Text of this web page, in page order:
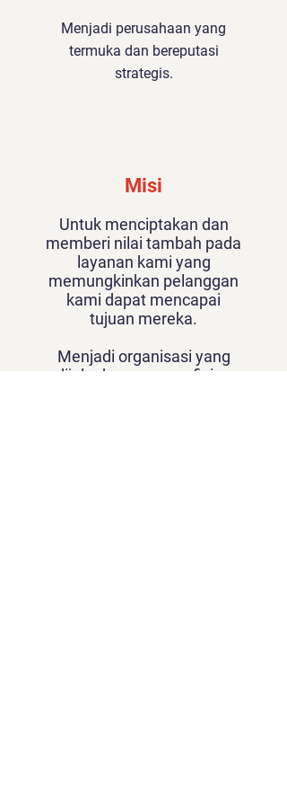
Menjadi perusahaan yang
termuka dan bereputasi
strategis.
Misi
Untuk menciptakan dan
memberi nilai tambah pada
layanan kami yang
memungkinkan pelanggan
kami dapat mencapai
tujuan mereka.
Menjadi organisasi yang
dijalankan secara efisien